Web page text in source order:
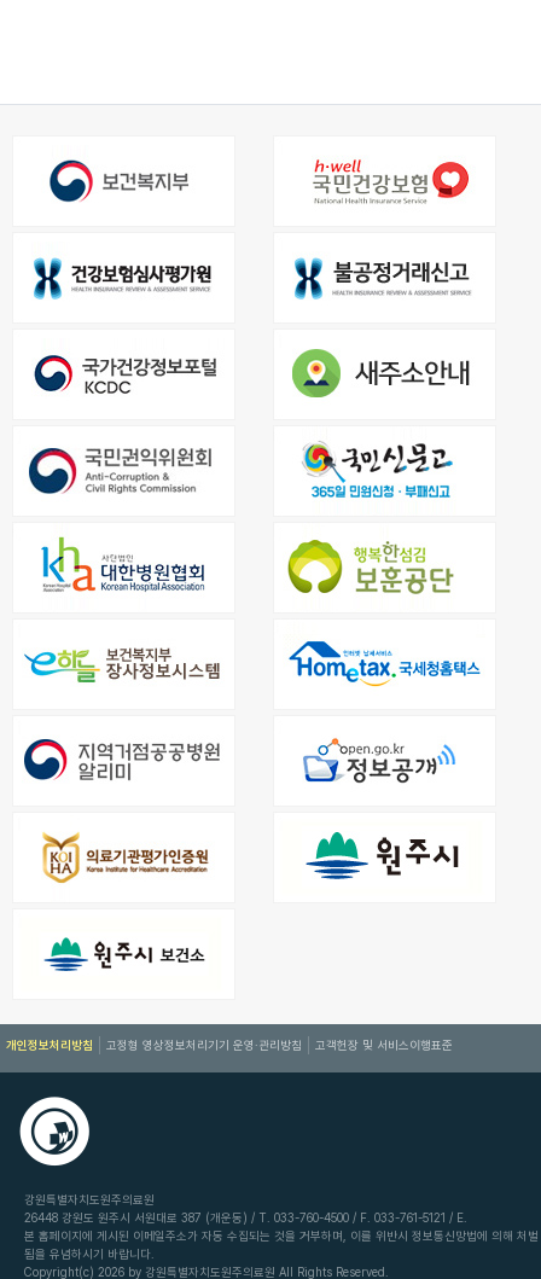
개인정보처리방침 고정형 영상정보처리기기 운영·관리방침 고객헌장 및 서비스이행표준
강원특별자치도원주의료원
26448 강원도 원주시 서원대로 387 (개운동) / T. 033-760-4500 / F. 033-761-5121 / E.
본 홈페이지에 게시된 이메일주소가 자동 수집되는 것을 거부하며, 이를 위반시 정보통신망법에 의해 처벌
됨을 유념하시기 바랍니다.
Copyright(c) 2026 by 강원특별자치도원주의료원 All Rights Reserved.